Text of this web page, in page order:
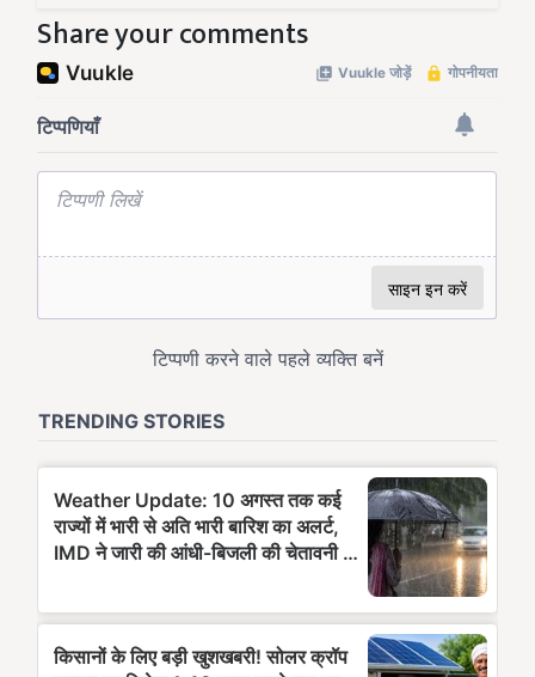
Share your comments